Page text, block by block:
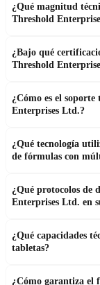
¿Qué magnitud
Threshold
¿Bajo qué
Threshold
¿Cómo es el
Enterprises Ltd.?
¿Qué tecnología
de fórmulas con
¿Qué protocolos de
Enterprises Ltd. en
¿Qué capacidades
tabletas?
¿Cómo garantiza el